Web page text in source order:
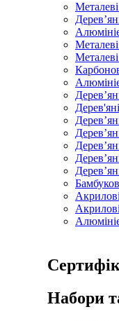
Набори